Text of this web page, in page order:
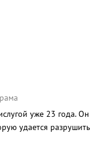
уже 23 года. Он
удается разрушить